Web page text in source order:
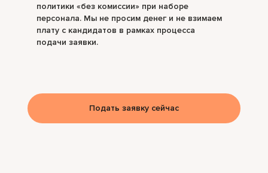
политики «без комиссии» при наборе
персонала. Мы не просим денег и не взимаем
плату с кандидатов в рамках процесса
подачи заявки.
Подать заявку сейчас